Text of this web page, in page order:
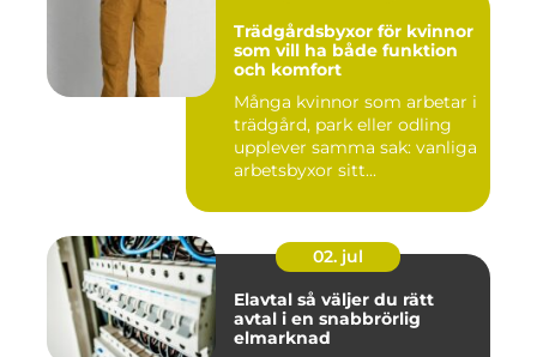
Trädgårdsbyxor för kvinnor
som vill ha både funktion
och komfort
Många kvinnor som arbetar i
trädgård, park eller odling
upplever samma sak: vanliga
arbetsbyxor sitt...
02. jul
Elavtal så väljer du rätt
avtal i en snabbrörlig
elmarknad